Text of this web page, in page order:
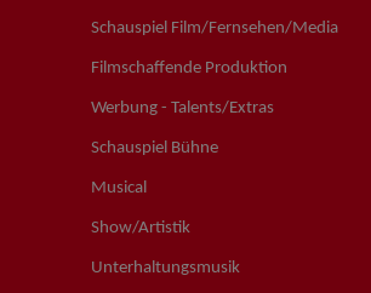
Schauspiel Film/Fernsehen/Media
Filmschaffende Produktion
Werbung - Talents/Extras
Schauspiel Bühne
Musical
Show/Artistik
Unterhaltungsmusik